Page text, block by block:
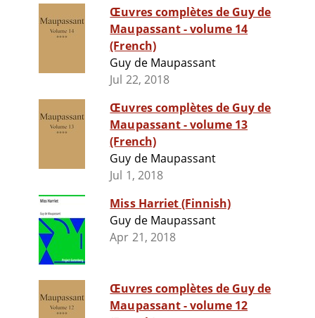
Œuvres complètes de Guy de
Maupassant - volume 14
(French)
Guy de Maupassant
Jul 22, 2018
Œuvres complètes de Guy de
Maupassant - volume 13
(French)
Guy de Maupassant
Jul 1, 2018
Miss Harriet (Finnish)
Guy de Maupassant
Apr 21, 2018
Œuvres complètes de Guy de
Maupassant - volume 12